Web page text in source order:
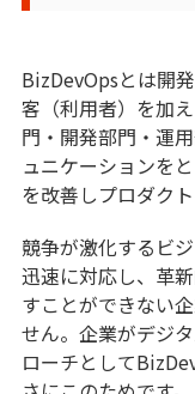
BizDevOpsとは開
客（利用者）を加
門・開発部門・運
ュニケーションを
を改善しプロダク
競争が激化するビ
迅速に対応し、革
すことができない
せん。企業がデジ
ローチとして